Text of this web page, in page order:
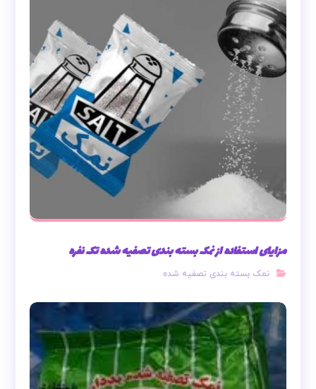
مزایای استفاده از نمک بسته بندی تصفیه شده تک نفره
نمک بسته بندی تصفیه شده